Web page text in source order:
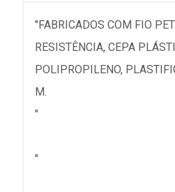
"FABRICADOS COM FIO
RESISTÊNCIA, CEPA
POLIPROPILENO,
M.
"
"